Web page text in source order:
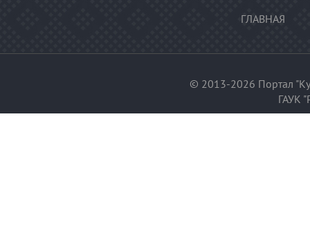
ГЛАВНАЯ
© 2013-2026 Портал
ГАУК